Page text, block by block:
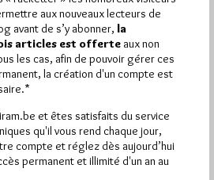
aux nouveaux lecteurs de
avant de s’y abonner, la
articles est offerte aux non
les cas, afin de pouvoir gérer ces
la création d'un compte est
et êtes satisfaits du service
qu'il vous rend chaque jour,
compte et réglez dès aujourd’hui
permanent et illimité d'un an au